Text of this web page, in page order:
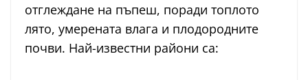
отглеждане на пъпеш, поради топлото
лято, умерената влага и плодородните
почви. Най-известни райони са: